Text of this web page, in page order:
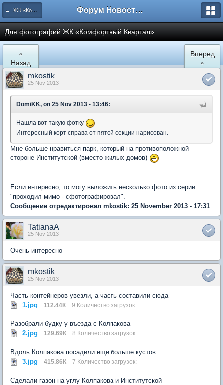
← ЖК «Комфортный КВАРТАЛ» Форум Новостройки
Для фотографий ЖК «Комфортный Квартал»
«
Назад
Вперед
»
mkostik
25 Nov 2013
DomiKK, on 25 Nov 2013 - 13:46:
Нашла вот такую фотку
Интересный корт справа от пятой секции нарисован.
Мне больше нравиться парк, который на противоположной
стороне Институтской (вместо жилых домов)
Если интересно, то могу выложить несколько фото из серии
"проходил мимо - сфотографировал".
Сообщение отредактировал mkostik: 25 November 2013 - 17:31
TatianaA
25 Nov 2013
Очень интересно
mkostik
25 Nov 2013
Часть контейнеров увезли, а часть составили сюда
1.jpg
112.44К 9 Количество загрузок:
Разобрали будку у въезда с Колпакова
2.jpg
129.69К 8 Количество загрузок:
Вдоль Колпакова посадили еще больше кустов
3.jpg
415.86К 7 Количество загрузок:
Сделали газон на углу Колпакова и Институтской